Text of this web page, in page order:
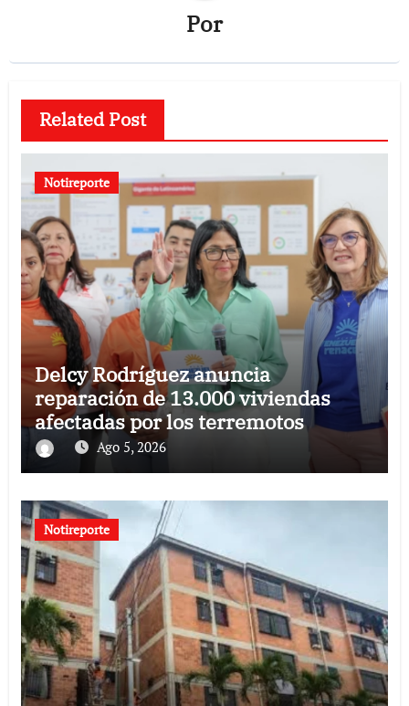
Por
Related Post
Notireporte
Delcy Rodríguez anuncia
reparación de 13.000 viviendas
afectadas por los terremotos
Ago 5, 2026
Notireporte